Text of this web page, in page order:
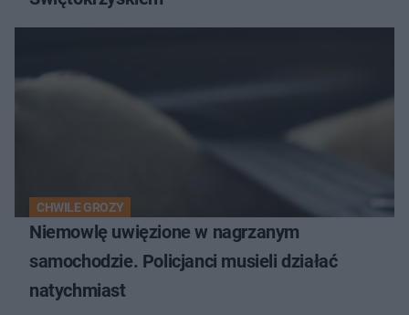
CHWILE GROZY
Niemowlę uwięzione w nagrzanym
samochodzie. Policjanci musieli działać
natychmiast